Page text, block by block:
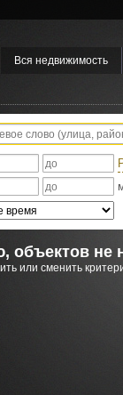
Вся недвижимость
объектов не
или сменить